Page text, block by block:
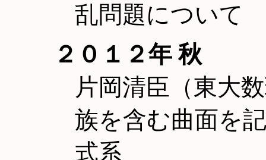
乱問題について
２０１２年 秋
片岡清臣（東大
族を含む曲面を
式系